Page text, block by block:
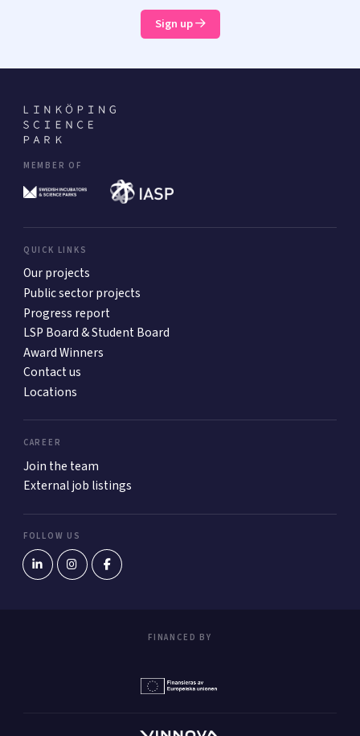
Sign up
MEMBER OF
QUICK LINKS
Our projects
Public sector projects
Progress report
LSP Board & Student Board
Award Winners
Contact us
Locations
CAREER
Join the team
External job listings
FOLLOW US
FINANCED BY